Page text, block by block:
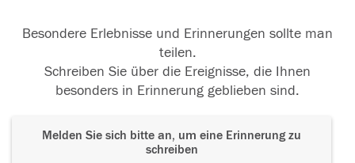
Besondere Erlebnisse und Erinnerungen sollte man
teilen.
Schreiben Sie über die Ereignisse, die Ihnen
besonders in Erinnerung geblieben sind.
Melden Sie sich bitte an, um eine Erinnerung zu
schreiben